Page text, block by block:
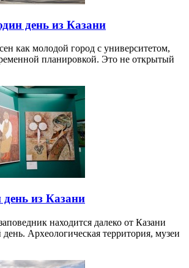
день из Казани
как молодой город с университетом,
планировкой. Это не открытый
день из Казани
находится далеко от Казани
Археологическая территория, музеи